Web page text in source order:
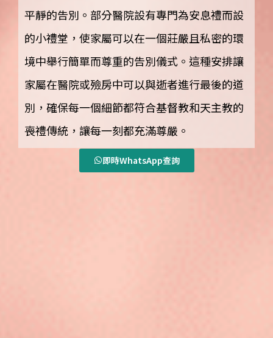
平靜的告別。部分醫院設有專門為安息禮而設
的小禮堂，使家屬可以在一個莊嚴且私密的環
境中舉行簡單而尊重的告別儀式。這種安排讓
家屬在醫院或殮房中可以與逝者進行最後的道
別，確保每一個細節都符合基督教和天主教的
喪禮傳統，讓每一刻都充滿尊嚴。
即時WhatsApp查詢